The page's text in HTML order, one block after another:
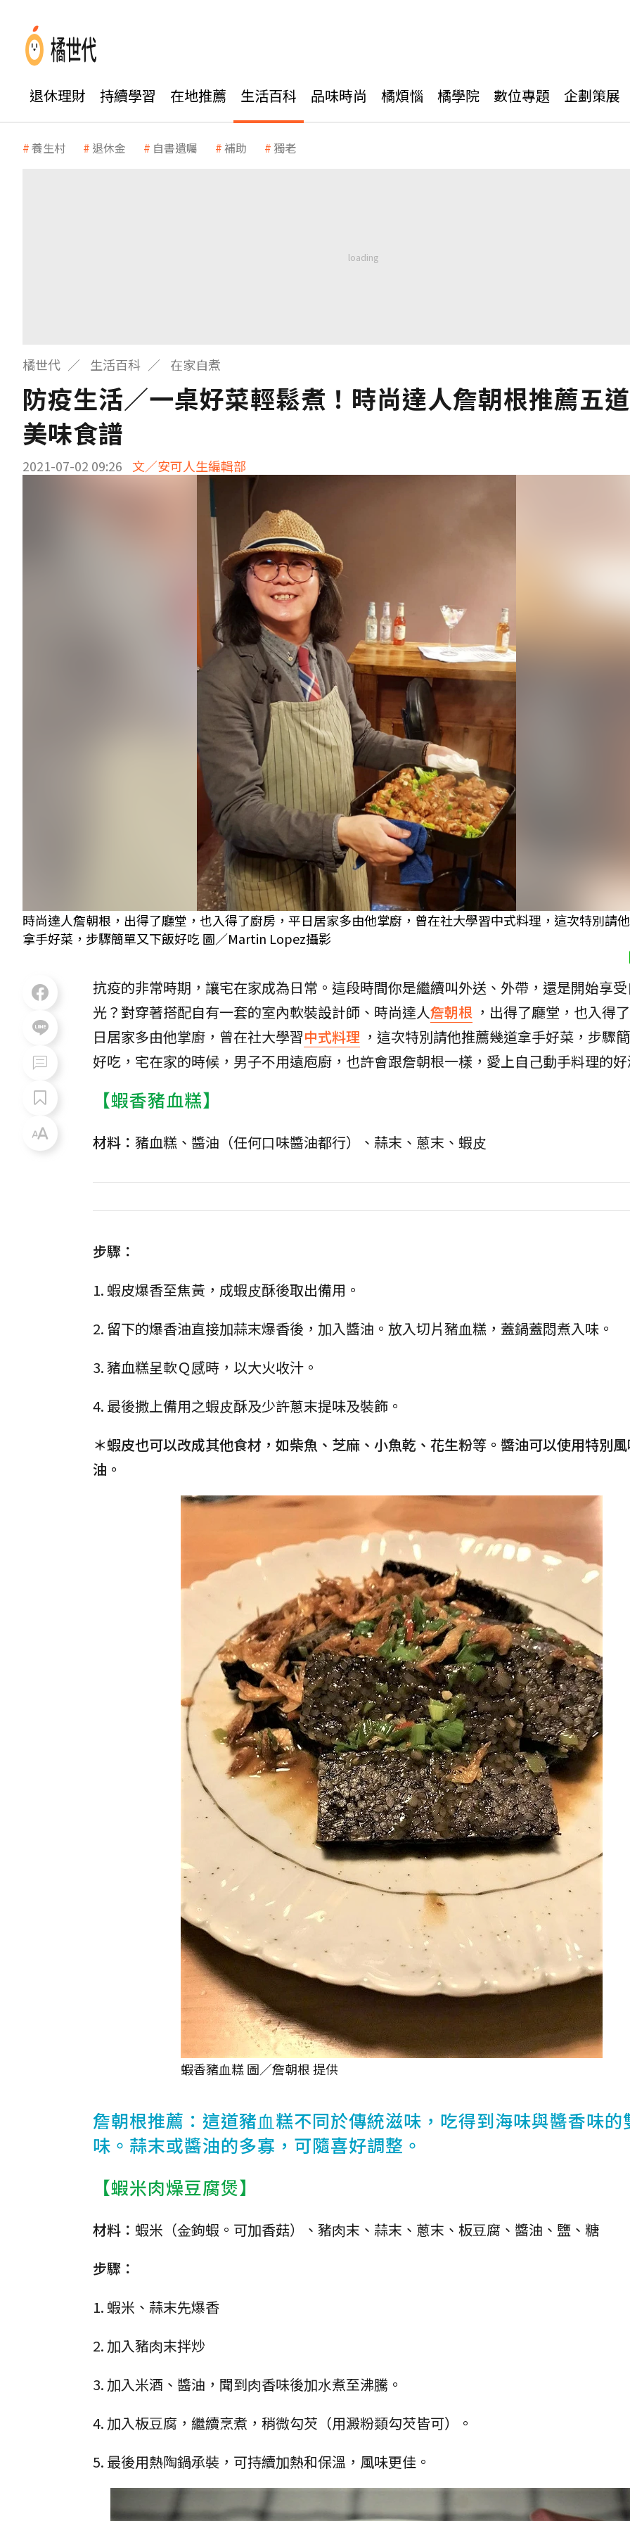
退休理財 持續學習 在地推薦 生活百科 品味時尚 橘煩惱 橘學院 數位專題 企劃策展
養生村 退休金 自書遺囑 補助 獨老
橘世代 生活百科 在家自煮
防疫生活／一桌好菜輕鬆煮！時尚達人詹朝根推薦五
美味食譜
2021-07-02 09:26 文／安可人生編輯部
時尚達人詹朝根，出得了廳堂，也入得了廚房，平日居家多由他掌廚，曾在社大學習中式料理，這次特別請
拿手好菜，步驟簡單又下飯好吃 圖／Martin Lopez攝影
抗疫的非常時期，讓宅在家成為日常。這段時間你是繼續叫外送、外帶，還是開始享
光？對穿著搭配自有一套的室內軟裝設計師、時尚達人詹朝根 ，出得了廳堂，也入得
日居家多由他掌廚，曾在社大學習中式料理 ，這次特別請他推薦幾道拿手好菜，步驟
好吃，宅在家的時候，男子不用遠庖廚，也許會跟詹朝根一樣，愛上自己動手料理的
【蝦香豬血糕】
材料： 豬血糕、醬油（任何⼝味醬油都⾏）、蒜末、蔥末、蝦⽪
步驟：
1. 蝦皮爆香至焦黃，成蝦⽪酥後取出備⽤。
2. 留下的爆香油直接加蒜末爆香後，加入醬油。放入切片豬⾎糕，蓋鍋蓋悶煮入味。
3. 豬血糕呈軟Ｑ感時，以大火收汁。
4. 最後撒上備用之蝦⽪酥及少許蔥末提味及裝飾。
＊蝦皮也可以改成其他食材，如柴魚、芝麻、小魚乾、花⽣粉等。醬油可以使⽤特別
油。
蝦香豬⾎糕 圖／詹朝根 提供
詹朝根推薦：這道豬⾎糕不同於傳統滋味，吃得到海味與醬香味的
味。蒜末或醬油的多寡，可隨喜好調整。
【蝦米肉燥豆腐煲】
材料： 蝦米（⾦鉤蝦。可加香菇）、豬⾁末、蒜末、蔥末、板⾖腐、醬油、鹽、糖
步驟：
1. 蝦米、蒜末先爆香
2. 加入豬⾁末拌炒
3. 加入米酒、醬油，聞到⾁香味後加⽔煮至沸騰。
4. 加入板⾖腐，繼續烹煮，稍微勾芡（用澱粉類勾芡皆可）。
5. 最後用熱陶鍋承裝，可持續加熱和保溫，風味更佳。